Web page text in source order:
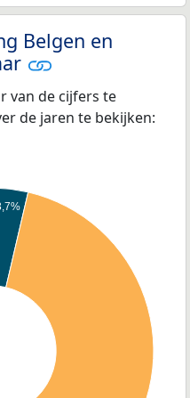
Belgen en
van de cijfers te
de jaren te bekijken: